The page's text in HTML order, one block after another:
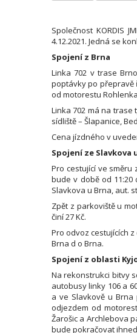
Společnost KORDIS
4.12.2021. Jedná se
Spojení z Brna
Linka 702 v trase
poptávky po přepravě
od motorestu
Linka 702 má na trase
sídliště – Šlapanice,
Cena jízdného v
Spojení ze Slavkova
Pro cestující ve směru
bude v době od 11:20
Slavkova u Brna, aut.
Zpět z parkoviště u
činí 27 Kč.
Pro odvoz cestujících
Brna d o Brna.
Spojení z oblasti
Na rekonstrukci bitvy
autobusy linky 106 a
a ve Slavkově u
odjezdem od
Žarošic a Archlebova
bude pokračovat